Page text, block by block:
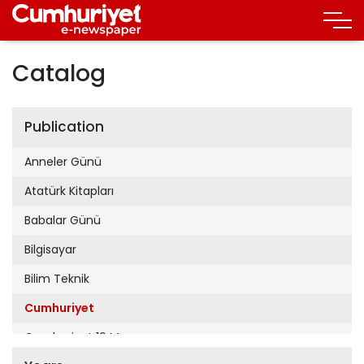
Catalog
Publication
Anneler Günü
Atatürk Kitapları
Babalar Günü
Bilgisayar
Bilim Teknik
Cumhuriyet
Cumhuriyet 19 Mayıs